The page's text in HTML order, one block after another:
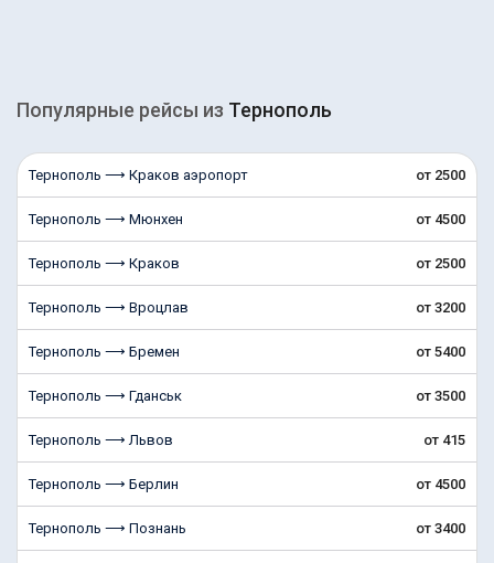
Популярные рейсы из Тернополь
Тернополь ⟶ Краков аэропорт от 2500
Тернополь ⟶ Мюнхен от 4500
Тернополь ⟶ Краков от 2500
Тернополь ⟶ Вроцлав от 3200
Тернополь ⟶ Бремен от 5400
Тернополь ⟶ Гданськ от 3500
Тернополь ⟶ Львов от 415
Тернополь ⟶ Берлин от 4500
Тернополь ⟶ Познань от 3400